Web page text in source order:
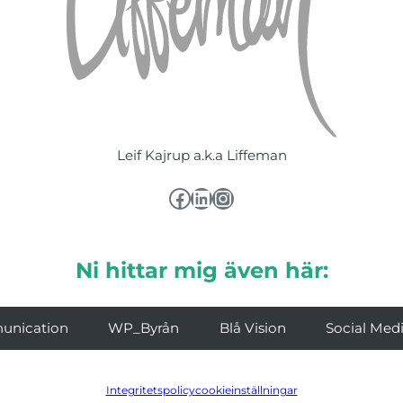
Leif Kajrup a.k.a Liffeman
Facebook
LinkedIn
Instagram
Ni hittar mig även här:
WP_Byrån Blå Vision Social
Integritetspolicycookieinställningar